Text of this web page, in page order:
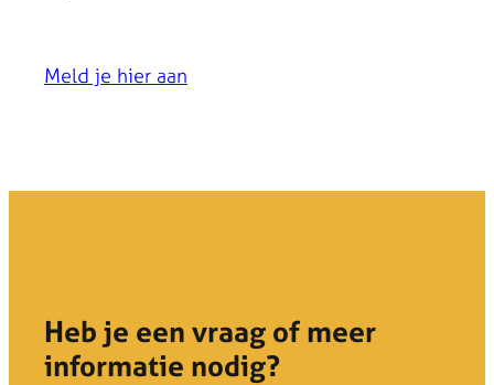
Meld je hier aan
Heb je een vraag of meer
informatie nodig?